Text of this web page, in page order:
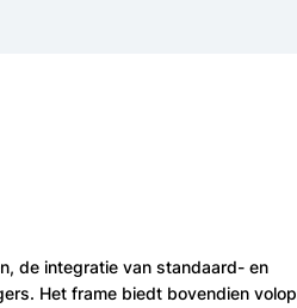
de integratie van standaard- en
Het frame biedt bovendien volop